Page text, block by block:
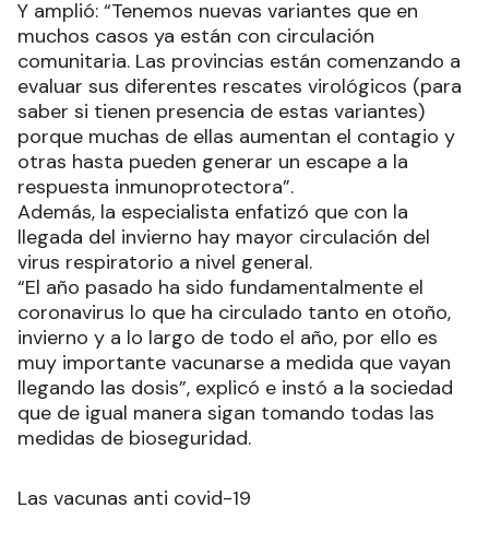
Y amplió: “Tenemos nuevas variantes que en
muchos casos ya están con circulación
comunitaria. Las provincias están comenzando a
evaluar sus diferentes rescates virológicos (para
saber si tienen presencia de estas variantes)
porque muchas de ellas aumentan el contagio y
otras hasta pueden generar un escape a la
respuesta inmunoprotectora”.
Además, la especialista enfatizó que con la
llegada del invierno hay mayor circulación del
virus respiratorio a nivel general.
“El año pasado ha sido fundamentalmente el
coronavirus lo que ha circulado tanto en otoño,
invierno y a lo largo de todo el año, por ello es
muy importante vacunarse a medida que vayan
llegando las dosis”, explicó e instó a la sociedad
que de igual manera sigan tomando todas las
medidas de bioseguridad.
Las vacunas anti covid-19